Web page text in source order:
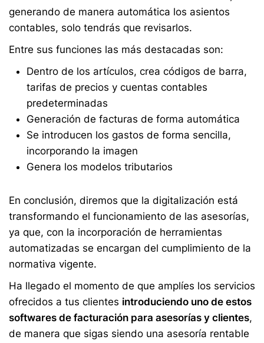
generando de manera automática los asientos
contables, solo tendrás que revisarlos.
Entre sus funciones las más destacadas son:
Dentro de los artículos, crea códigos de barra,
tarifas de precios y cuentas contables
predeterminadas
Generación de facturas de forma automática
Se introducen los gastos de forma sencilla,
incorporando la imagen
Genera los modelos tributarios
En conclusión, diremos que la digitalización está
transformando el funcionamiento de las asesorías,
ya que, con la incorporación de herramientas
automatizadas se encargan del cumplimiento de la
normativa vigente.
Ha llegado el momento de que amplíes los servicios
ofrecidos a tus clientes introduciendo uno de estos
softwares de facturación para asesorías y clientes,
de manera que sigas siendo una asesoría rentable